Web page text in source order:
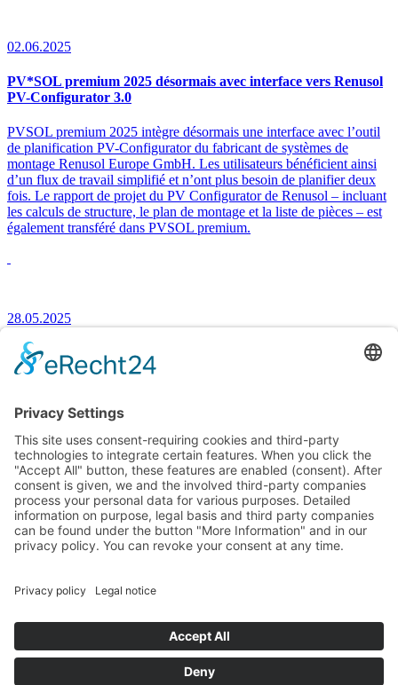
02.06.2025
PV*SOL premium 2025 désormais avec interface vers Renusol
PV-Configurator 3.0
PVSOL premium 2025 intègre désormais une interface avec l’outil
de planification PV-Configurator du fabricant de systèmes de
montage Renusol Europe GmbH. Les utilisateurs bénéficient ainsi
d’un flux de travail simplifié et n’ont plus besoin de planifier deux
fois. Le rapport de projet du PV Configurator de Renusol – incluant
les calculs de structure, le plan de montage et la liste de pièces – est
également transféré dans PVSOL premium.
28.05.2025
Pourquoi la certification MCS 012 3.0 est-elle importante, et
pourquoi vous pouvez compter sur celles de Renusol?
MCS 012 est un standard de certification britannique qui fait partie
du Programme de certification des systèmes de micro-génération
(Microgeneration Certification Scheme ou MCS).
Consulter les news
News
© Renusol Europe GmbH |Conditions Générales de Vente
Aller au contenu